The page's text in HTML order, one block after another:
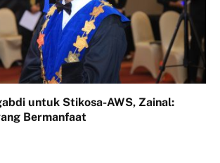
untuk Stikosa-AWS, Zainal:
Bermanfaat